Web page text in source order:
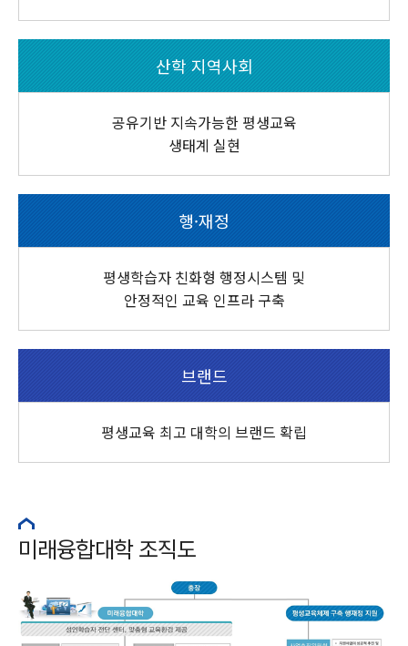
산학 지역사회
공유기반 지속가능한 평생교육
생태계 실현
행·재정
평생학습자 친화형 행정시스템 및
안정적인 교육 인프라 구축
브랜드
평생교육 최고 대학의 브랜드 확립
미래융합대학 조직도